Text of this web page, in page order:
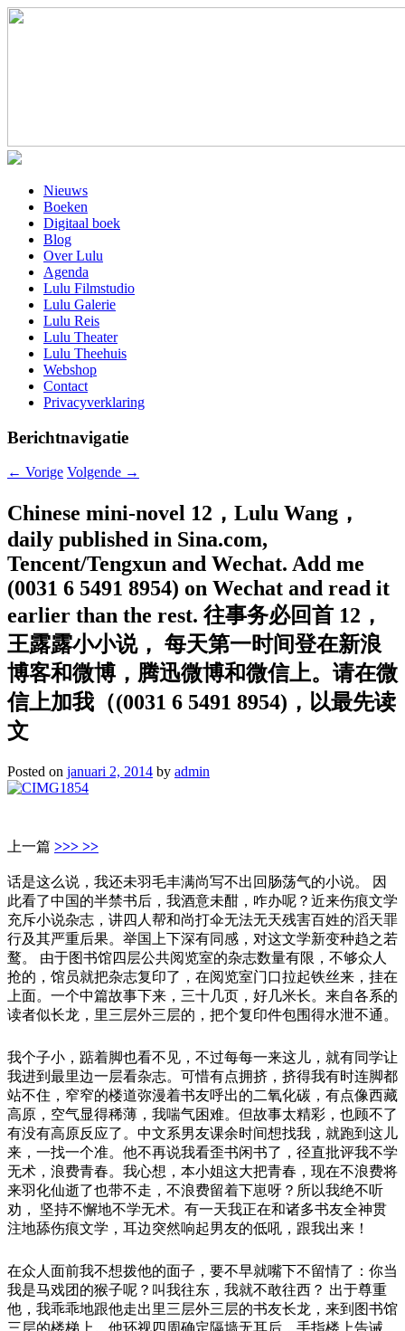
Nieuws
Boeken
Digitaal boek
Blog
Over Lulu
Agenda
Lulu Filmstudio
Lulu Galerie
Lulu Reis
Lulu Theater
Lulu Theehuis
Webshop
Contact
Privacyverklaring
Berichtnavigatie
← Vorige Volgende →
Chinese mini-novel 12，Lulu Wang，
daily published in Sina.com,
Tencent/Tengxun and Wechat. Add me
(0031 6 5491 8954) on Wechat and read it
earlier than the rest. 往事务必回首 12，
王露露小小说， 每天第一时间登在新浪
博客和微博，腾迅微博和微信上。请在微
信上加我（(0031 6 5491 8954)，以最先读
文
Posted on januari 2, 2014 by admin
上一篇 >>> >>
话是这么说，我还未羽毛丰满尚写不出回肠荡气的小说。 因
此看了中国的半禁书后，我酒意未酣，咋办呢？近来伤痕文学
充斥小说杂志，讲四人帮和尚打伞无法无天残害百姓的滔天罪
行及其严重后果。举国上下深有同感，对这文学新变种趋之若
鹜。 由于图书馆四层公共阅览室的杂志数量有限，不够众人
抢的，馆员就把杂志复印了，在阅览室门口拉起铁丝来，挂在
上面。一个中篇故事下来，三十几页，好几米长。来自各系的
读者似长龙，里三层外三层的，把个复印件包围得水泄不通。
我个子小，踮着脚也看不见，不过每每一来这儿，就有同学让
我进到最里边一层看杂志。可惜有点拥挤，挤得我有时连脚都
站不住，窄窄的楼道弥漫着书友呼出的二氧化碳，有点像西藏
高原，空气显得稀薄，我喘气困难。但故事太精彩，也顾不了
有没有高原反应了。中文系男友课余时间想找我，就跑到这儿
来，一找一个准。他不再说我看歪书闲书了，径直批评我不学
无术，浪费青春。我心想，本小姐这大把青春，现在不浪费将
来羽化仙逝了也带不走，不浪费留着下崽呀？所以我绝不听
劝， 坚持不懈地不学无术。有一天我正在和诸多书友全神贯
注地舔伤痕文学，耳边突然响起男友的低吼，跟我出来！
在众人面前我不想拨他的面子，要不早就嘴下不留情了：你当
我是马戏团的猴子呢？叫我往东，我就不敢往西？ 出于尊重
他，我乖乖地跟他走出里三层外三层的书友长龙，来到图书馆